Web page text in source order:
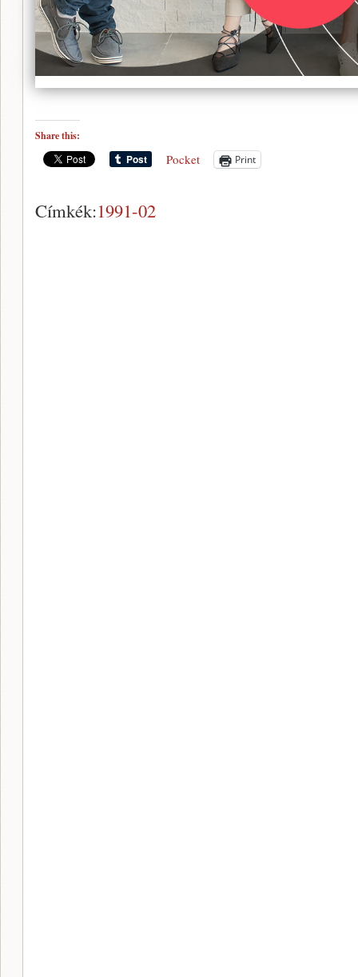
Share this:
Pocket Print
Címkék:1991-02